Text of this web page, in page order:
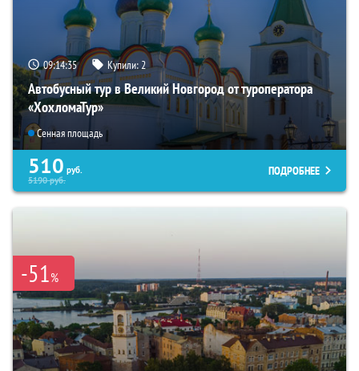
09:14:33 Купили:2
Автобусный тур в Великий Новгород от туроператора
«ХохломаТур»
Сенная площадь
510 руб.
5190руб.
ПОДРОБНЕЕ
-51%